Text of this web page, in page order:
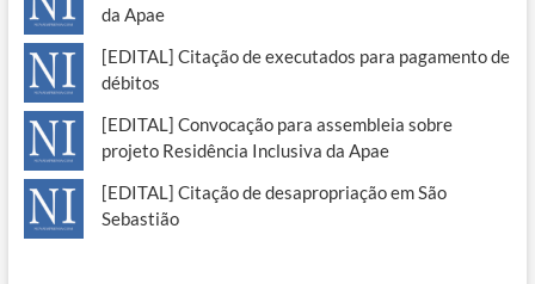
da Apae
[EDITAL] Citação de executados para pagamento de
débitos
[EDITAL] Convocação para assembleia sobre
projeto Residência Inclusiva da Apae
[EDITAL] Citação de desapropriação em São
Sebastião